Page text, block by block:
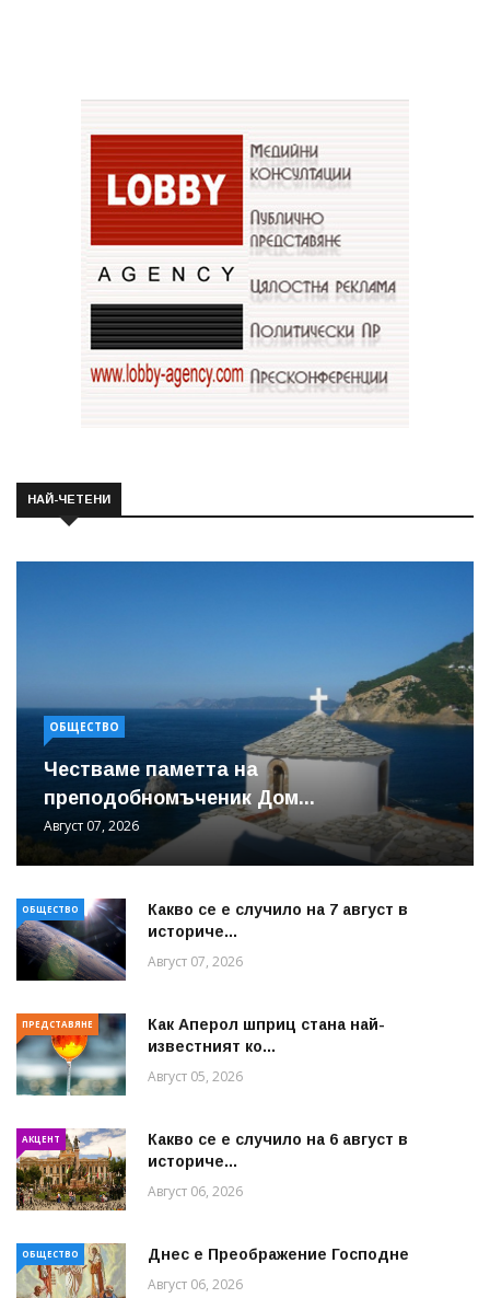
НАЙ-ЧЕТЕНИ
ОБЩЕСТВО
Честваме паметта на
преподобномъченик Дом...
Август 07, 2026
ОБЩЕСТВО
Какво се е случило на 7 август в
историче...
Август 07, 2026
ПРЕДСТАВЯНЕ
Как Аперол шприц стана най-
известният ко...
Август 05, 2026
АКЦЕНТ
Какво се е случило на 6 август в
историче...
Август 06, 2026
ОБЩЕСТВО Днес е Преображение Господне
Август 06, 2026